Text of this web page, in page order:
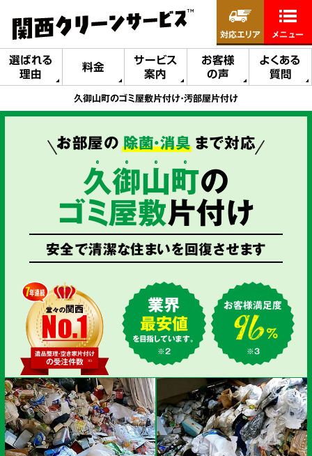
選ばれる
理由
料金
サービス
案内
お客様
の声
よくある
質問
対応エリア メニュー
久御山町のゴミ屋敷片付け・汚部屋片付け
お部屋の 除菌・消臭まで対応
久御山町の
ゴミ屋敷片付け
安全で清潔な住まいを回復させます
業界
最安値
を目指しています。
※2
お客様満足度
※3